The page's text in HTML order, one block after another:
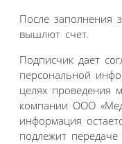
После заполнения
вышлют счет.
Подписчик дает
персональной
целях проведения
компании ООО
информация
подлежит